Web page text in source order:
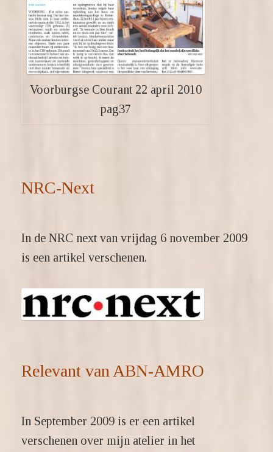
Voorburgse Courant 22 april 2010
pag37
NRC-Next
In de NRC next van vrijdag 6 november 2009
is een artikel verschenen.
Relevant van ABN-AMRO
In September 2009 is er een artikel
verschenen over mijn atelier in het